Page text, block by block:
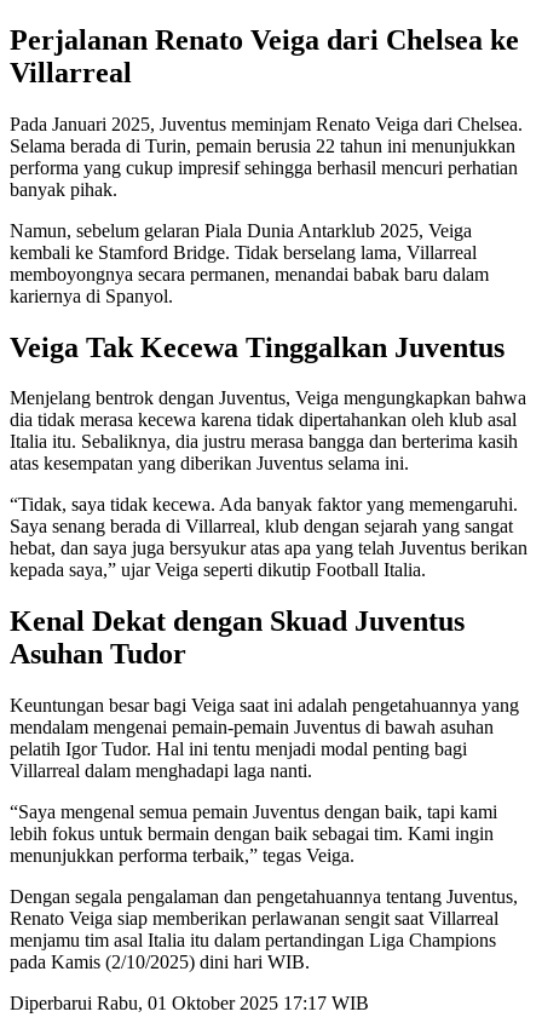
Perjalanan Renato Veiga dari Chelsea ke
Villarreal
Pada Januari 2025, Juventus meminjam Renato Veiga dari Chelsea.
Selama berada di Turin, pemain berusia 22 tahun ini menunjukkan
performa yang cukup impresif sehingga berhasil mencuri perhatian
banyak pihak.
Namun, sebelum gelaran Piala Dunia Antarklub 2025, Veiga
kembali ke Stamford Bridge. Tidak berselang lama, Villarreal
memboyongnya secara permanen, menandai babak baru dalam
kariernya di Spanyol.
Veiga Tak Kecewa Tinggalkan Juventus
Menjelang bentrok dengan Juventus, Veiga mengungkapkan bahwa
dia tidak merasa kecewa karena tidak dipertahankan oleh klub asal
Italia itu. Sebaliknya, dia justru merasa bangga dan berterima kasih
atas kesempatan yang diberikan Juventus selama ini.
“Tidak, saya tidak kecewa. Ada banyak faktor yang memengaruhi.
Saya senang berada di Villarreal, klub dengan sejarah yang sangat
hebat, dan saya juga bersyukur atas apa yang telah Juventus berikan
kepada saya,” ujar Veiga seperti dikutip Football Italia.
Kenal Dekat dengan Skuad Juventus
Asuhan Tudor
Keuntungan besar bagi Veiga saat ini adalah pengetahuannya yang
mendalam mengenai pemain-pemain Juventus di bawah asuhan
pelatih Igor Tudor. Hal ini tentu menjadi modal penting bagi
Villarreal dalam menghadapi laga nanti.
“Saya mengenal semua pemain Juventus dengan baik, tapi kami
lebih fokus untuk bermain dengan baik sebagai tim. Kami ingin
menunjukkan performa terbaik,” tegas Veiga.
Dengan segala pengalaman dan pengetahuannya tentang Juventus,
Renato Veiga siap memberikan perlawanan sengit saat Villarreal
menjamu tim asal Italia itu dalam pertandingan Liga Champions
pada Kamis (2/10/2025) dini hari WIB.
Diperbarui Rabu, 01 Oktober 2025 17:17 WIB